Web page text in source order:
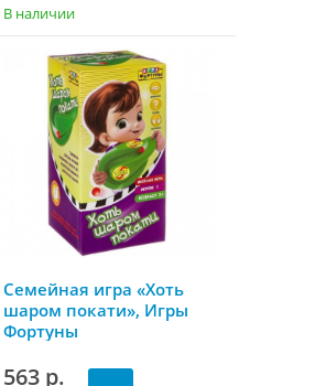
В наличии
Семейная игра «Хоть
шаром покати», Игры
Фортуны
563 р.